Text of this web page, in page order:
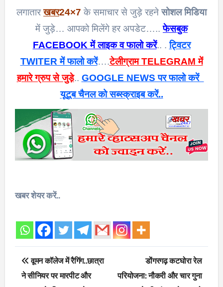
लगातारखबर24×7 के समाचार से जुड़े रहनेसोशल मिडिया
में जुड़े… आपको मिलेंगे हर अपडेट…..फेसबुक
FACEBOOK में लाइक व फालो करें.. .ट्विटर
TWITER में फालो करें….टेलीग्राम TELEGRAM में
हमारे ग्रुप से जुड़े.. GOOGLE NEWS पर फालो करें
यूटूब चैनल को सब्स्क्राइब करें..
खबर शेयर करें..
Post
navigation
वूमन कॉलेज में रैगिंग..छात्रा
ने सीनियर पर मारपीट और
डोंगरगढ़ कटघोरा रेल
परियोजना: नौकरी और चार गुना